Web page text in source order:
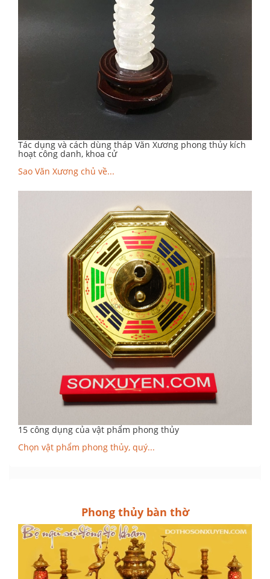
Tác dụng và cách dùng tháp Văn Xương phong thủy kích
hoạt công danh, khoa cử
Sao Văn Xương chủ về...
15 công dụng của vật phẩm phong thủy
Chọn vật phẩm phong thủy, quý...
Phong thủy bàn thờ